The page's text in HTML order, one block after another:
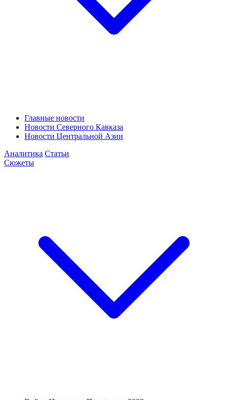
Главные новости
Новости Северного Кавказа
Новости Центральной Азии
Аналитика Статьи
Сюжеты